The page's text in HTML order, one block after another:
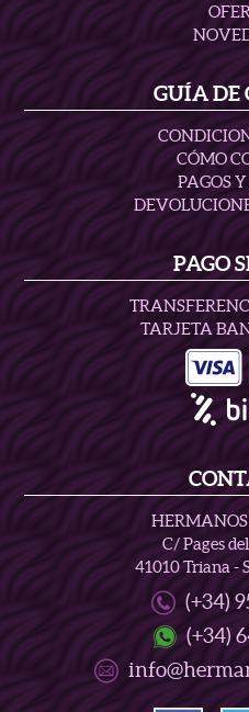
GUÍA DE
CÓMO
PAGOS
PAGO
TARJETA
C/ Pages
41010 Triana -
(+34)
(+34)